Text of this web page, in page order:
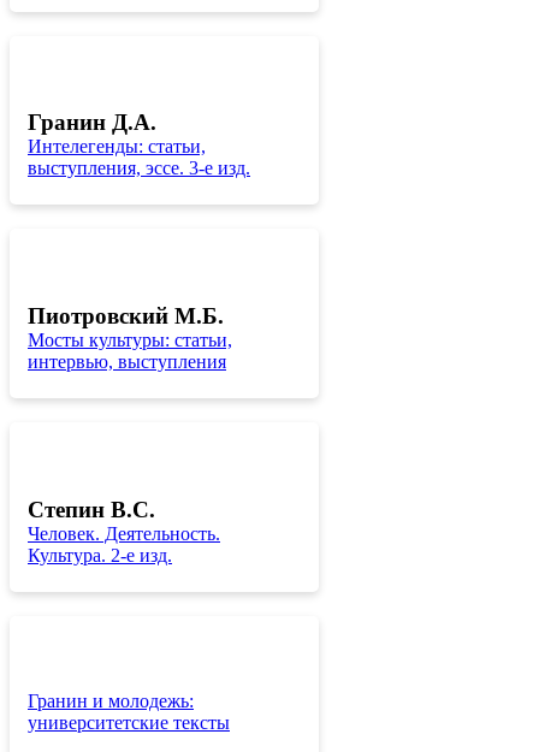
Гранин Д.А.
Интелегенды: статьи,
выступления, эссе. 3-е изд.
Пиотровский М.Б.
Мосты культуры: статьи,
интервью, выступления
Степин В.С.
Человек. Деятельность.
Культура. 2-е изд.
Гранин и молодежь:
университетские тексты